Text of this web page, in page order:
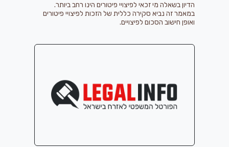
הדיון בשאלה מי זכאי לפיצויי פיטורים הינו רחב ביותר.
במאמר זה נביא סקירה כללית של הזכות לפיצויי פיטורים
ואופן חישוב הסכום לפיצויים.